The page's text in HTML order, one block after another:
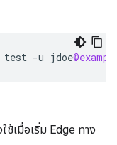
test -u jdoe
ช้เมื่อเริ่ม Edge ทาง